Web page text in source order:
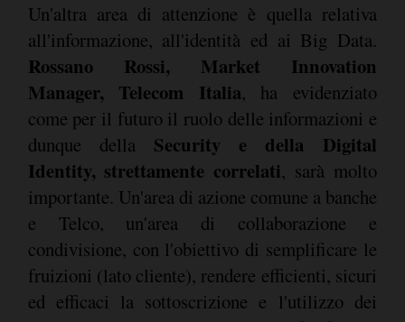
Un'altra area di attenzione è quella relativa
all'informazione, all'identità ed ai Big Data.
Rossano Rossi, Market Innovation
Manager, Telecom Italia, ha evidenziato
come per il futuro il ruolo delle informazioni e
dunque della Security e della Digital
Identity, strettamente correlati, sarà molto
importante. Un'area di azione comune a banche
e Telco, un'area di collaborazione e
condivisione, con l'obiettivo di semplificare le
fruizioni (lato cliente), rendere efficienti, sicuri
ed efficaci la sottoscrizione e l'utilizzo dei